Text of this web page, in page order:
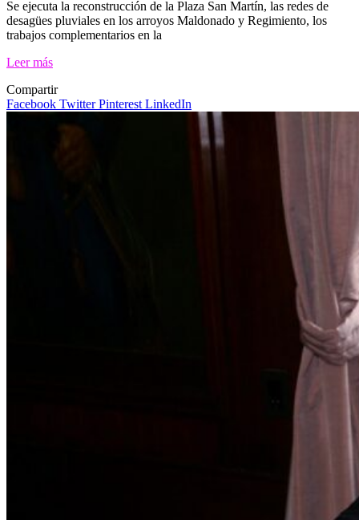
Se ejecuta la reconstrucción de la Plaza San Martín, las redes de
desagües pluviales en los arroyos Maldonado y Regimiento, los
trabajos complementarios en la
Leer más
Compartir
Facebook TwitterPinterest LinkedIn